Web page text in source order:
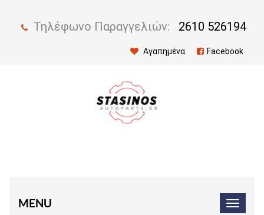
Τηλέφωνο Παραγγελιών: 2610 526194
Αγαπημένα Facebook
MENU